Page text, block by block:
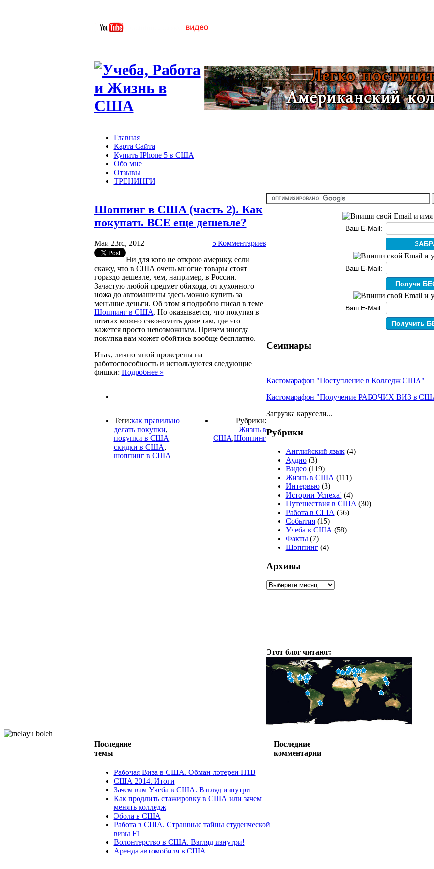
Главная
Карта Сайта
Купить IPhone 5 в США
Обо мне
Отзывы
ТРЕНИНГИ
Шоппинг в США (часть 2). Как
покупать ВСЕ еще дешевле?
Май 23rd, 2012
5 Комментариев
Ни для кого не открою америку, если
скажу, что в США очень многие товары стоят
гораздо дешевле, чем, например, в России.
Зачастую любой предмет обихода, от кухонного
ножа до автомашины здесь можно купить за
меньшие деньги. Об этом я подробно писал в теме
Шоппинг в США. Но оказывается, что покупая в
штатах можно сэкономить даже там, где это
кажется просто невозможным. Причем иногда
покупка вам может обойтись вообще бесплатно.
Итак, лично мной проверены на
работоспособность и используются следующие
фишки: Подробнее »
Теги:как правильно
делать покупки,
покупки в США,
скидки в США,
шоппинг в США
Рубрики:
Жизнь в
США,Шоппинг
Ваш E-Mail:
Ваш E-Mail:
Ваш E-Mail:
Семинары
Кастомарафон "Поступление в Колледж США"
Кастомарафон "Получение РАБОЧИХ ВИЗ в
Загрузка карусели...
Рубрики
Английский язык(4)
Аудио(3)
Видео(119)
Жизнь в США (111)
Интервью(3)
Истории Успеха! (4)
Путешествия в США (30)
Работа в США (56)
События(15)
Учеба в США (58)
Факты(7)
Шоппинг(4)
Архивы
Этот блог читают:
Последние
темы
Рабочая Виза в США. Обман лотереи H1B
США 2014. Итоги
Зачем вам Учеба в США. Взгляд изнутри
Как продлить стажировку в США или зачем
менять колледж
Эбола в США
Работа в США. Страшные тайны студенческой
визы F1
Волонтерство в США. Взгляд изнутри!
Аренда автомобиля в США
Последние
комментарии